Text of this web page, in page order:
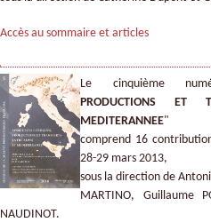
Accès au sommaire et articles
Le cinquième
PRODUCTIONS ET
MEDITERANNEE"
comprend 16
28-29 mars 2013,
sous la direction de
MARTINO, Guillaume
NAUDINOT.